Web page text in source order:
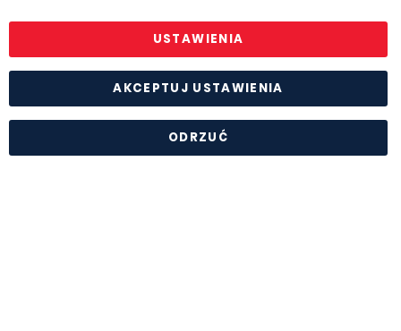
sklepu internetowego
AKCEPTUJ USTAWIENIA
USTAWIENIA
ODRZUĆ